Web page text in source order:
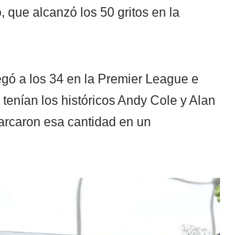
que alcanzó los 50 gritos en la
a los 34 en la Premier League e
los históricos Andy Cole y Alan
esa cantidad en un